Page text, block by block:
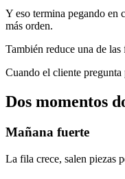
Y eso termina pegando en
más orden.
También reduce una de
Cuando el cliente
Dos momentos
Mañana fuerte
La fila crece, salen piezas